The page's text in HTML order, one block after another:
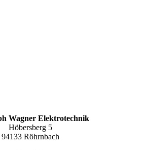
Wagner Elektrotechnik
Höbersberg 5
94133 Röhrnbach